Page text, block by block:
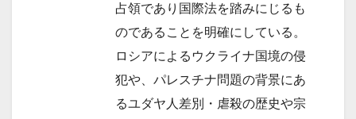
占領であり国際法を踏みにじるも
のであることを明確にしている。
ロシアによるウクライナ国境の侵
犯や、パレスチナ問題の背景にあ
るユダヤ人差別・虐殺の歴史や宗